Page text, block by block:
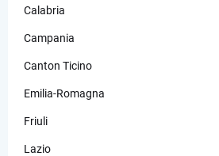
Calabria
Campania
Canton Ticino
Emilia-Romagna
Friuli
Lazio